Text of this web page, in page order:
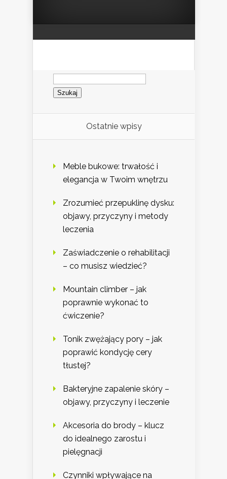
Szukaj:
Ostatnie wpisy
Meble bukowe: trwałość i
elegancja w Twoim wnętrzu
Zrozumieć przepuklinę dysku:
objawy, przyczyny i metody
leczenia
Zaświadczenie o rehabilitacji
– co musisz wiedzieć?
Mountain climber – jak
poprawnie wykonać to
ćwiczenie?
Tonik zwężający pory – jak
poprawić kondycję cery
tłustej?
Bakteryjne zapalenie skóry –
objawy, przyczyny i leczenie
Akcesoria do brody – klucz
do idealnego zarostu i
pielęgnacji
Czynniki wpływające na